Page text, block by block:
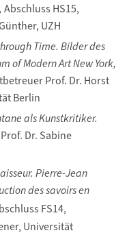
Abschluss HS15,
UZH
Time. Bilder des
of Modern Art New York,
Prof. Dr. Horst
Berlin
als Kunstkritiker.
Dr. Sabine
Pierre-Jean
des savoirs en
FS14,
Universität